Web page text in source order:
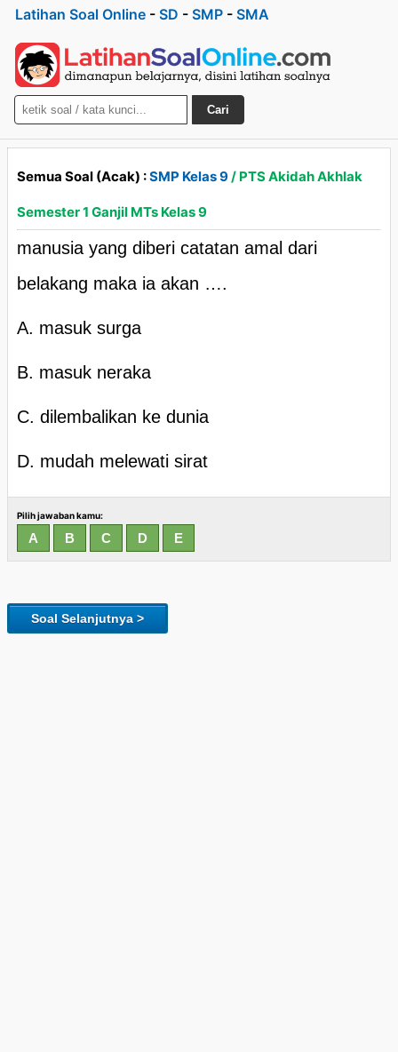
Latihan Soal Online - SD - SMP - SMA
Cari
Semua Soal (Acak) :SMP Kelas 9/ PTS Akidah Akhlak
Semester 1 Ganjil MTs Kelas 9
manusia yang diberi catatan amal dari
belakang maka ia akan ….
A. masuk surga
B. masuk neraka
C. dilembalikan ke dunia
D. mudah melewati sirat
Pilih jawaban kamu:
Soal Selanjutnya >